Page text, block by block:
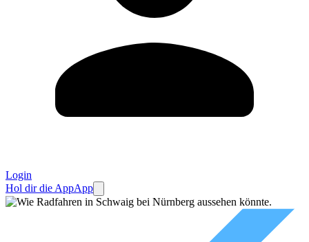
Login
Hol dir die AppApp